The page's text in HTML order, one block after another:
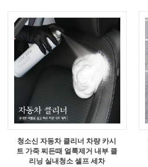
청소신 자동차 클리너 차량 카시
트 가죽 찌든때 얼룩제거 내부 클
리닝 실내청소 셀프 세차